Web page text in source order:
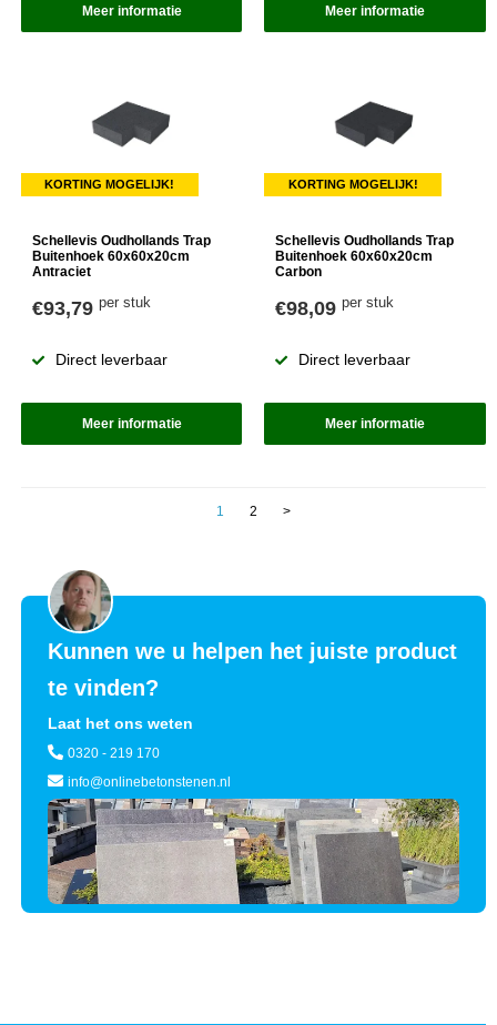
Meer informatie Meer informatie
KORTING MOGELIJK!
Schellevis Oudhollands Trap
Buitenhoek 60x60x20cm
Antraciet
€93,79 per stuk
Direct leverbaar
Meer informatie
KORTING MOGELIJK!
Schellevis Oudhollands Trap
Buitenhoek 60x60x20cm
Carbon
€98,09per stuk
Direct leverbaar
Meer informatie
1 2 >
Kunnen we u helpen het juiste product
te vinden?
Laat het ons weten
0320 - 219 170
info@onlinebetonstenen.nl